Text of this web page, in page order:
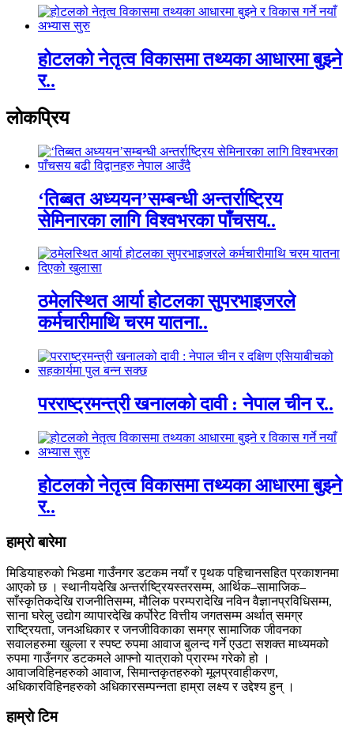
होटलको नेतृत्व विकासमा तथ्यका आधारमा बुझ्ने
र..
लाेकप्रिय
‘तिब्बत अध्ययन’सम्बन्धी अन्तर्राष्ट्रिय
सेमिनारका लागि विश्वभरका पाँचसय..
ठमेलस्थित आर्या होटलका सुपरभाइजरले
कर्मचारीमाथि चरम यातना..
परराष्ट्रमन्त्री खनालको दावी : नेपाल चीन र..
होटलको नेतृत्व विकासमा तथ्यका आधारमा बुझ्ने
र..
हाम्रो बारेमा
मिडियाहरुको भिडमा गाउँनगर डटकम नयाँ र पृथक पहिचानसहित प्रकाशनमा
आएको छ । स्थानीयदेखि अन्तर्राष्ट्रियस्तरसम्म, आर्थिक–सामाजिक–
साँस्कृतिकदेखि राजनीतिसम्म, मौलिक परम्परादेखि नविन वैज्ञानप्रविधिसम्म,
साना घरेलु उद्योग व्यापारदेखि कर्पोरेट वित्तीय जगतसम्म अर्थात् समग्र
राष्ट्रियता, जनअधिकार र जनजीविकाका समग्र सामाजिक जीवनका
सवालहरुमा खुल्ला र स्पष्ट रुपमा आवाज बुलन्द गर्ने एउटा सशक्त माध्यमको
रुपमा गाउँनगर डटकमले आफ्नो यात्राको प्रारम्भ गरेको हो ।
आवाजविहिनहरुको आवाज, सिमान्तकृतहरुको मूलप्रवाहीकरण,
अधिकारविहिनहरुको अधिकारसम्पन्नता हाम्रा लक्ष्य र उद्देश्य हुन् ।
हाम्राे टिम